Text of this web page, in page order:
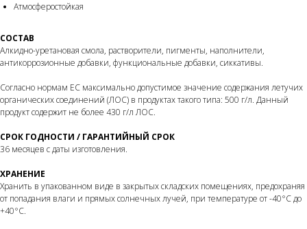
Атмосферостойкая
СОСТАВ
Алкидно-уретановая смола, растворители, пигменты, наполнители,
антикоррозионные добавки, функциональные добавки, сиккативы.
Согласно нормам ЕС максимально допустимое значение содержания летучих
органических соединений (ЛОС) в продуктах такого типа: 500 г/л. Данный
продукт содержит не более 430 г/л ЛОС.
СРОК ГОДНОСТИ / ГАРАНТИЙНЫЙ СРОК
36 месяцев с даты изготовления.
ХРАНЕНИЕ
Хранить в упакованном виде в закрытых складских помещениях, предохраняя
от попадания влаги и прямых солнечных лучей, при температуре от -40°С до
+40°С.